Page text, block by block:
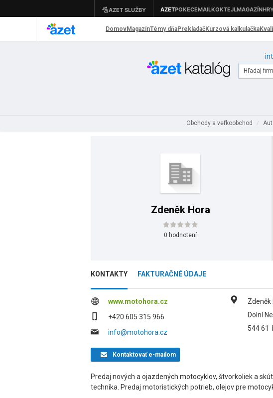
Obchody a veľkoobchod /
Zdeněk Hora
0 hodnotení
KONTAKTY FAKTURAČNÉ ÚDAJE
www.motohora.cz
+420 605 315 966
info@motohora.cz
Zdeněk
Dolní
544 61
Kontaktovaťe-mailom
Predaj nových a ojazdených motocyklov, štvorkoliek a
technika. Predaj motoristických potrieb, olejov pre